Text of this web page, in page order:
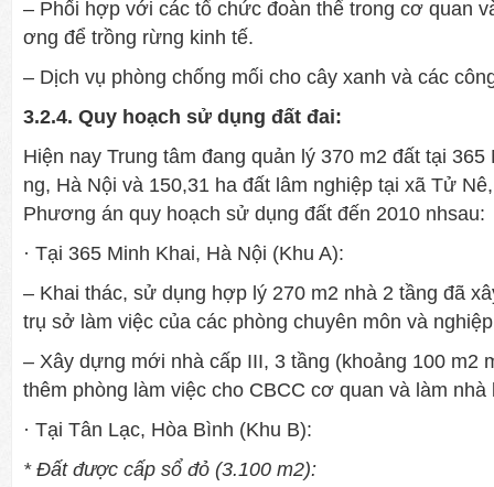
– Phối hợp với các tổ chức đoàn thể trong cơ quan
ơng để trồng rừng kinh tế.
– Dịch vụ phòng chống mối cho cây xanh và các
3.2.4. Quy hoạch sử dụng đất đai:
Hiện nay Trung tâm đang quản lý 370 m2 đất tại
ng, Hà Nội và 150,31 ha đất lâm nghiệp tại xã Tử
Phư­ơng án quy hoạch sử dụng đất đến 2010 nh­sau:
· Tại 365 Minh Khai, Hà Nội (Khu A):
– Khai thác, sử dụng hợp lý 270 m2 nhà 2 tầng đã
trụ sở làm việc của các phòng chuyên môn và
– Xây dựng mới nhà cấp III, 3 tầng (khoảng 100 m2
thêm phòng làm việc cho CBCC cơ quan và làm
· Tại Tân Lạc, Hòa Bình (Khu B):
* Đất đư­ợc cấp sổ đỏ (3.100 m2):